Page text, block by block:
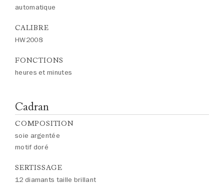
automatique
CALIBRE
HW2008
FONCTIONS
heures et minutes
Cadran
COMPOSITION
soie argentée
motif doré
SERTISSAGE
12 diamants taille brillant